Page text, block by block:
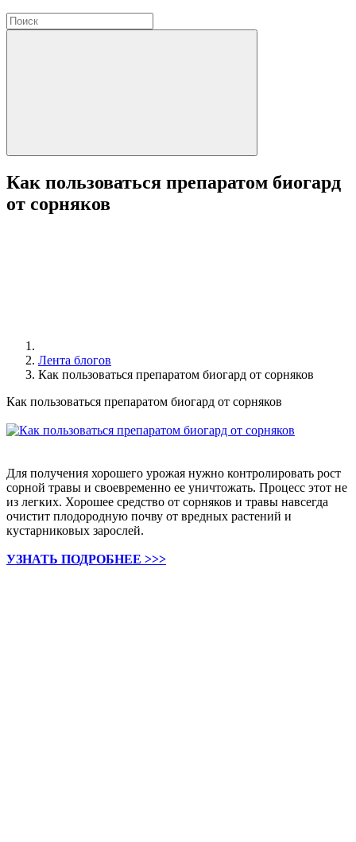
Как пользоваться препаратом биогард
от сорняков
Лента блогов
Как пользоваться препаратом биогард от сорняков
Как пользоваться препаратом биогард от сорняков
Для получения хорошего урожая нужно контролировать рост
сорной травы и своевременно ее уничтожать. Процесс этот не
из легких. Хорошее средство от сорняков и травы навсегда
очистит плодородную почву от вредных растений и
кустарниковых зарослей.
УЗНАТЬ ПОДРОБНЕЕ >>>